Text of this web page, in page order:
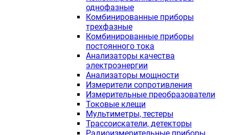
однофазные
Комбинированные приборы
трехфазные
Комбинированные приборы
постоянного тока
Анализаторы качества
электроэнергии
Анализаторы мощности
Измерители сопротивления
Измерительные преобразователи
Токовые клещи
Мультиметры, тестеры
Трассоискатели, детекторы